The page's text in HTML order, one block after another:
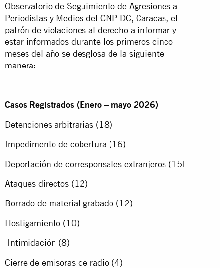
Observatorio de Seguimiento de Agresiones a
Periodistas y Medios del CNP DC, Caracas, el
patrón de violaciones al derecho a informar y
estar informados durante los primeros cinco
meses del año se desglosa de la siguiente
manera:
Casos Registrados (Enero – mayo 2026)
Detenciones arbitrarias (18)
Impedimento de cobertura (16)
Deportación de corresponsales extranjeros (15|
Ataques directos (12)
Borrado de material grabado (12)
Hostigamiento (10)
Intimidación (8)
Cierre de emisoras de radio (4)